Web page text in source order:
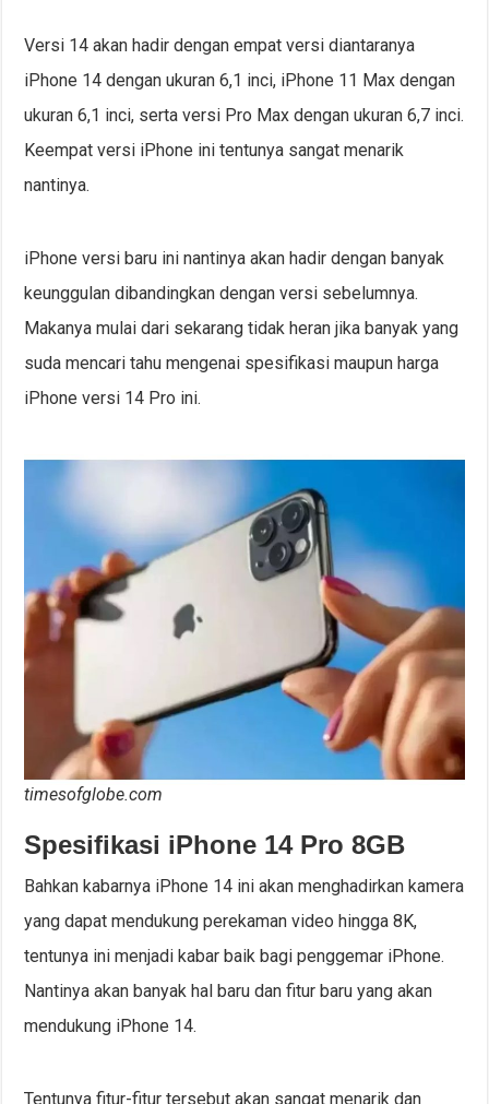
Versi 14 akan hadir dengan empat versi diantaranya
iPhone 14 dengan ukuran 6,1 inci, iPhone 11 Max dengan
ukuran 6,1 inci, serta versi Pro Max dengan ukuran 6,7 inci.
Keempat versi iPhone ini tentunya sangat menarik
nantinya.
iPhone versi baru ini nantinya akan hadir dengan banyak
keunggulan dibandingkan dengan versi sebelumnya.
Makanya mulai dari sekarang tidak heran jika banyak yang
suda mencari tahu mengenai spesifikasi maupun harga
iPhone versi 14 Pro ini.
timesofglobe.com
Spesifikasi iPhone 14 Pro 8GB
Bahkan kabarnya iPhone 14 ini akan menghadirkan kamera
yang dapat mendukung perekaman video hingga 8K,
tentunya ini menjadi kabar baik bagi penggemar iPhone.
Nantinya akan banyak hal baru dan fitur baru yang akan
mendukung iPhone 14.
Tentunya fitur-fitur tersebut akan sangat menarik dan